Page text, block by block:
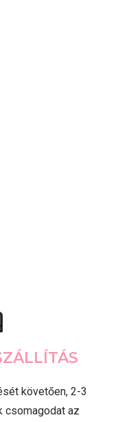
követően, 2-3
csomagodat az